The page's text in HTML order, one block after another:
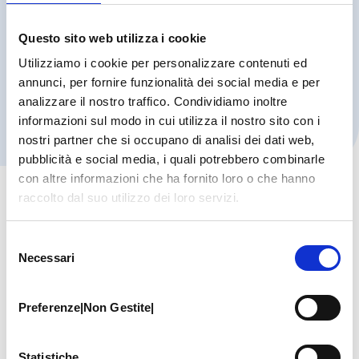
Questo sito web utilizza i cookie
Utilizziamo i cookie per personalizzare contenuti ed
annunci, per fornire funzionalità dei social media e per
analizzare il nostro traffico. Condividiamo inoltre
informazioni sul modo in cui utilizza il nostro sito con i
nostri partner che si occupano di analisi dei dati web,
pubblicità e social media, i quali potrebbero combinarle
con altre informazioni che ha fornito loro o che hanno
raccolto dal suo utilizzo dei loro servizi.
delNecessari
Preferenze|Non Gestite|
Ospedale Ramazzini di Carpi, Ospedale Poma di
Mantova e Hopital Universitaire Piti – Salpetriere
(Francia).
Sono co-autrice di diversi articoli e pubblicazioni
scientifiche.
Le prestazioni
Gli importi indicati sono riferiti al listino privati
ufficiale: le prestazioni in convenzione hanno un
la segreteria PCMal numero